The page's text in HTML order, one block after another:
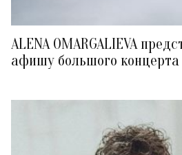
ALENA OMARGALIEVA
афишу большого